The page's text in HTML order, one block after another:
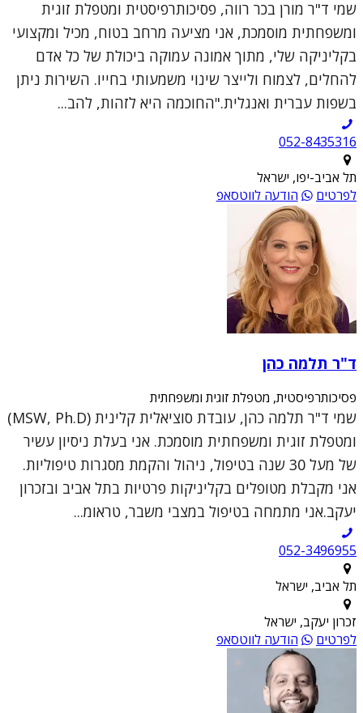
שמי ד"ר מורן בכר רווה, פסיכותרפיסטית ומטפלת זוגית
ומשפחתית מוסמכת, אני מציעה מרחב בטוח, מכיל ומקצועי
בקליניקה שלי, מתוך אמונה עמוקה ביכולת של כל אדם
להחלים, לצמוח ולייצר שינוי משמעותי בחייו. השירות ניתן
בשפות עברית ואנגלית."החוכמה היא לזהות, להב...
052-8435316
תל אביב-יפו, ישראל
לפרטים
הודעה לווטסאפ
ד"ר תלמה כהן
פסיכותרפיסטית, מטפלת זוגית ומשפחתית
שמי ד"ר תלמה כהן, עובדת סוציאלית קלינית (MSW, Ph.D)
ומטפלת זוגית ומשפחתית מוסמכת. אני בעלת ניסיון עשיר
של מעל 30 שנה בטיפול, ניהול והקמת מסגרות טיפוליות.
אני מקבלת מטופלים בקליניקות פרטיות בתל אביב ובזכרון
יעקב.אני מתמחה בטיפול במצבי משבר, טראומ...
052-3496955
תל אביב, ישראל
זכרון יעקב, ישראל
לפרטים
הודעה לווטסאפ